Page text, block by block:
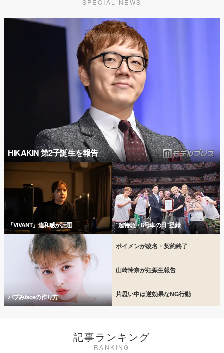
SPECIAL NEWS
HIKAKIN 第2子誕生を報告
「VIVANT」違和感が話題 “超特急・8号車の日”登録
バブみfaceの作り方
ボイメンが改名・契約終了
山崎怜奈が妊娠生報告
片思い中は逆効果なNG行動
記事ランキング
RANKING